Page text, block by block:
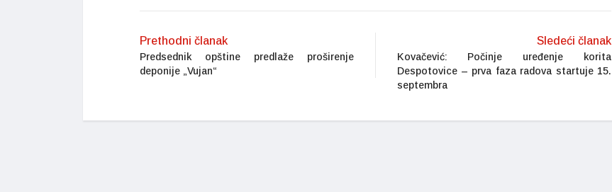
Prethodni članak
Predsednik opštine predlaže proširenje
deponije „Vujan“
Sledeći članak
Kovačević: Počinje uređenje korita
Despotovice – prva faza radova startuje 15.
septembra